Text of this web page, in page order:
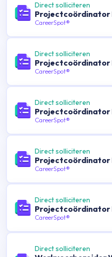
Direct solliciteren
Projectcoördinator
CareerSpot®
Direct solliciteren
Projectcoördinator
CareerSpot®
Direct solliciteren
Projectcoördinator
CareerSpot®
Direct solliciteren
Projectcoördinator
CareerSpot®
Direct solliciteren
Projectcoördinator
CareerSpot®
Direct solliciteren